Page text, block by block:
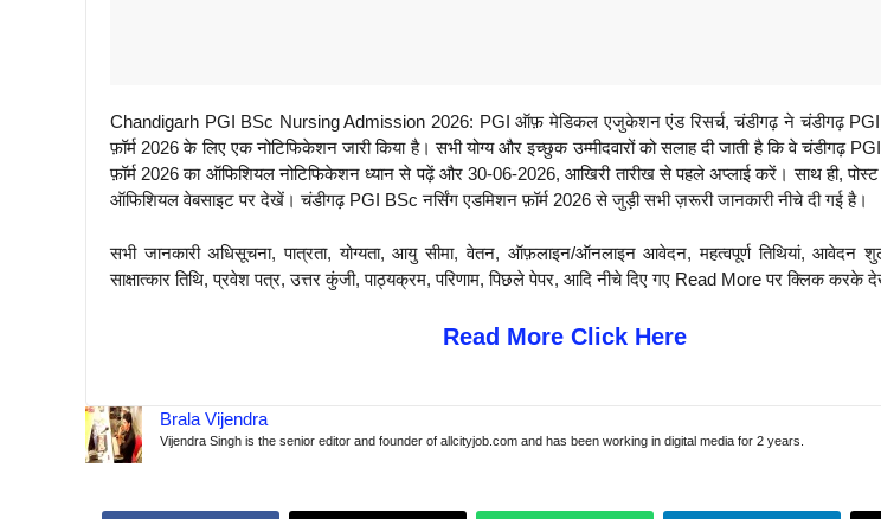
Chandigarh PGI BSc Nursing Admission 2026: PGI ऑफ़ मेडिकल एजुकेशन एंड रिसर्च, चंडीगढ़ ने चंडीगढ़ PGI
फ़ॉर्म 2026 के लिए एक नोटिफिकेशन जारी किया है। सभी योग्य और इच्छुक उम्मीदवारों को सलाह दी जाती है कि वे चंडीगढ़
फ़ॉर्म 2026 का ऑफिशियल नोटिफिकेशन ध्यान से पढ़ें और 30-06-2026, आखिरी तारीख से पहले अप्लाई करें। साथ ही,
ऑफिशियल वेबसाइट पर देखें। चंडीगढ़ PGI BSc नर्सिंग एडमिशन फ़ॉर्म 2026 से जुड़ी सभी ज़रूरी जानकारी नीचे दी गई है।
सभी जानकारी अधिसूचना, पात्रता, योग्यता, आयु सीमा, वेतन, ऑफ़लाइन/ऑनलाइन आवेदन, महत्वपूर्ण तिथियां,
साक्षात्कार तिथि, प्रवेश पत्र, उत्तर कुंजी, पाठ्यक्रम, परिणाम, पिछले पेपर, आदि नीचे दिए गए Read More पर क्लिक
Read More Click Here
Brala Vijendra
Vijendra Singh is the senior editor and founder of allcityjob.com and has been working in digital media for 2 years.